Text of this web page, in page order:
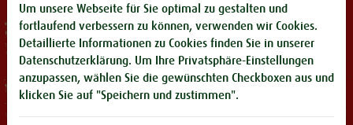
Um unsere Webseite für Sie optimal zu gestalten und
fortlaufend verbessern zu können, verwenden wir Cookies.
Detaillierte Informationen zu Cookies finden Sie in unserer
Datenschutzerklärung. Um Ihre Privatsphäre-Einstellungen
anzupassen, wählen Sie die gewünschten Checkboxen aus und
klicken Sie auf "Speichern und zustimmen".